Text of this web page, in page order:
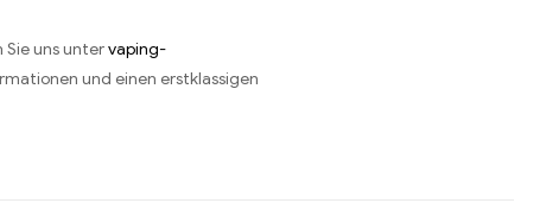
uns untervaping-
und einen erstklassigen